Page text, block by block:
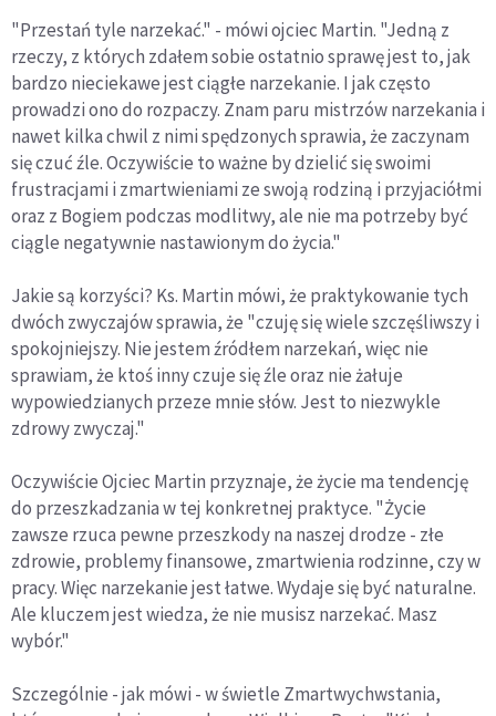
"Przestań tyle narzekać." - mówi ojciec Martin. "Jedną z
rzeczy, z których zdałem sobie ostatnio sprawę jest to, jak
bardzo nieciekawe jest ciągłe narzekanie. I jak często
prowadzi ono do rozpaczy. Znam paru mistrzów narzekania i
nawet kilka chwil z nimi spędzonych sprawia, że zaczynam
się czuć źle. Oczywiście to ważne by dzielić się swoimi
frustracjami i zmartwieniami ze swoją rodziną i przyjaciółmi
oraz z Bogiem podczas modlitwy, ale nie ma potrzeby być
ciągle negatywnie nastawionym do życia."
Jakie są korzyści? Ks. Martin mówi, że praktykowanie tych
dwóch zwyczajów sprawia, że "czuję się wiele szczęśliwszy i
spokojniejszy. Nie jestem źródłem narzekań, więc nie
sprawiam, że ktoś inny czuje się źle oraz nie żałuje
wypowiedzianych przeze mnie słów. Jest to niezwykle
zdrowy zwyczaj."
Oczywiście Ojciec Martin przyznaje, że życie ma tendencję
do przeszkadzania w tej konkretnej praktyce. "Życie
zawsze rzuca pewne przeszkody na naszej drodze - złe
zdrowie, problemy finansowe, zmartwienia rodzinne, czy w
pracy. Więc narzekanie jest łatwe. Wydaje się być naturalne.
Ale kluczem jest wiedza, że nie musisz narzekać. Masz
wybór."
Szczególnie - jak mówi - w świetle Zmartwychwstania,